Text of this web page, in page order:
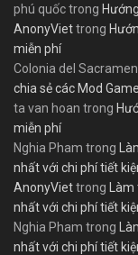
phú quốctrong
AnonyViettrong
miễn phí
Colonia del
chia sẻ các Mod
ta van hoan trong
miễn phí
Nghia Pham trong
nhất với chi phí tiết
AnonyViettrong
nhất với chi phí tiết
Nghia Pham trong
nhất với chi phí tiết